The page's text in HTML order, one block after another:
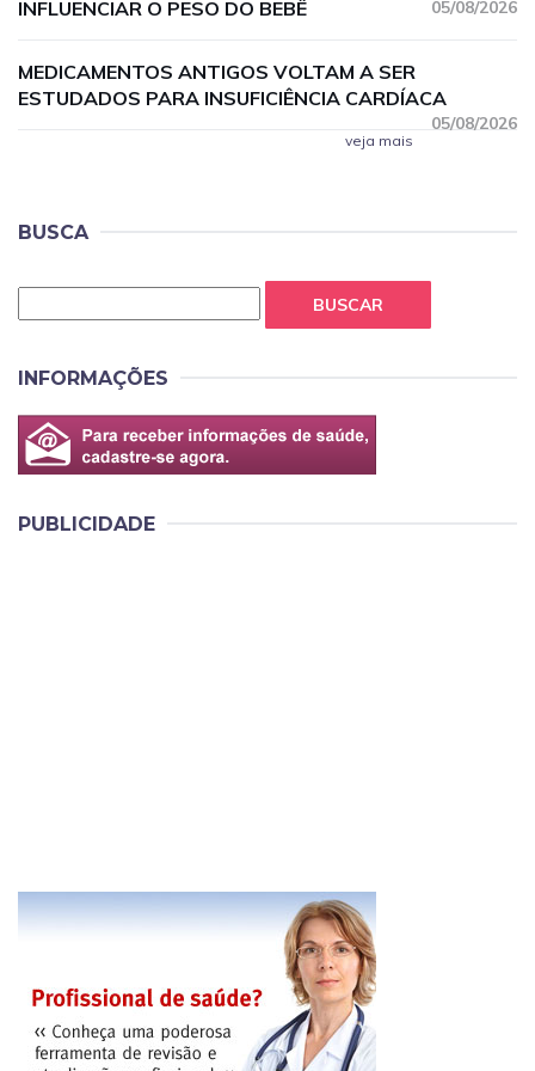
INFLUENCIAR O PESO DO BEBÊ 05/08/2026
MEDICAMENTOS ANTIGOS VOLTAM A SER
ESTUDADOS PARA INSUFICIÊNCIA CARDÍACA
05/08/2026
veja mais
BUSCA
BUSCAR
INFORMAÇÕES
PUBLICIDADE